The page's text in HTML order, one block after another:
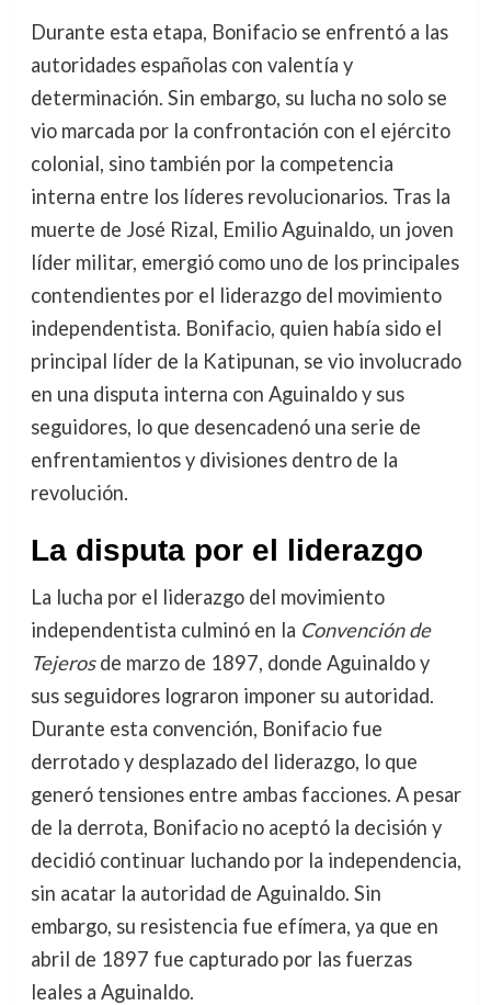
Durante esta etapa, Bonifacio se enfrentó a las
autoridades españolas con valentía y
determinación. Sin embargo, su lucha no solo se
vio marcada por la confrontación con el ejército
colonial, sino también por la competencia
interna entre los líderes revolucionarios. Tras la
muerte de José Rizal, Emilio Aguinaldo, un joven
líder militar, emergió como uno de los principales
contendientes por el liderazgo del movimiento
independentista. Bonifacio, quien había sido el
principal líder de la Katipunan, se vio involucrado
en una disputa interna con Aguinaldo y sus
seguidores, lo que desencadenó una serie de
enfrentamientos y divisiones dentro de la
revolución.
La disputa por el liderazgo
La lucha por el liderazgo del movimiento
independentista culminó en la Convención de
Tejerosde marzo de 1897, donde Aguinaldo y
sus seguidores lograron imponer su autoridad.
Durante esta convención, Bonifacio fue
derrotado y desplazado del liderazgo, lo que
generó tensiones entre ambas facciones. A pesar
de la derrota, Bonifacio no aceptó la decisión y
decidió continuar luchando por la independencia,
sin acatar la autoridad de Aguinaldo. Sin
embargo, su resistencia fue efímera, ya que en
abril de 1897 fue capturado por las fuerzas
leales a Aguinaldo.